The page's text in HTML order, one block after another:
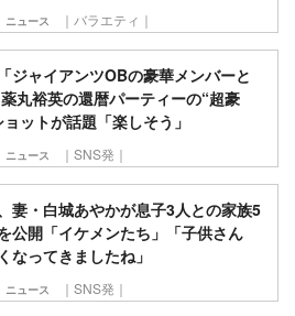
ニュース ｜バラエティ｜
ジャイアンツOBの豪華メンバーと
丸裕英の還暦パーティーの“超豪
ットが話題「楽しそう」
ニュース ｜SNS発｜
妻・白城あやかが息子3人との家族5
公開「イケメンたち」「子供さん
なってきましたね」
ニュース ｜SNS発｜